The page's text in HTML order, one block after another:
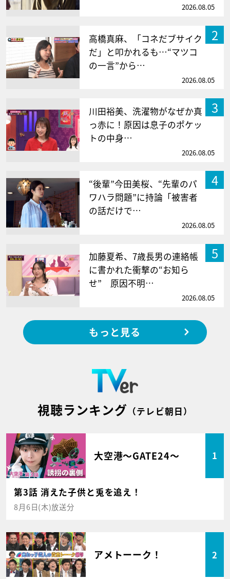
2026.08.05
2
高橋真麻、「コネだブサイク
だ」と叩かれるも…“マツコ
の一言”から…
2026.08.05
3
川田裕美、洗濯物がなぜか真
っ赤に！原因は息子のポケッ
トの中身…
2026.08.05
4
“後輩”今田美桜、“先輩のパ
ワハラ問題”に持論「被害者
の話だけで…
2026.08.05
5
加藤夏希、7歳長男の連絡帳
に書かれた衝撃の“お知ら
せ” 原因不明…
2026.08.05
もっと見る
視聴ランキング （テレビ朝日）
大空港～GATE24～ 1
第3話 消えた子供と兎を追え！
8月6日(木)放送分
アメトーーク！ 2